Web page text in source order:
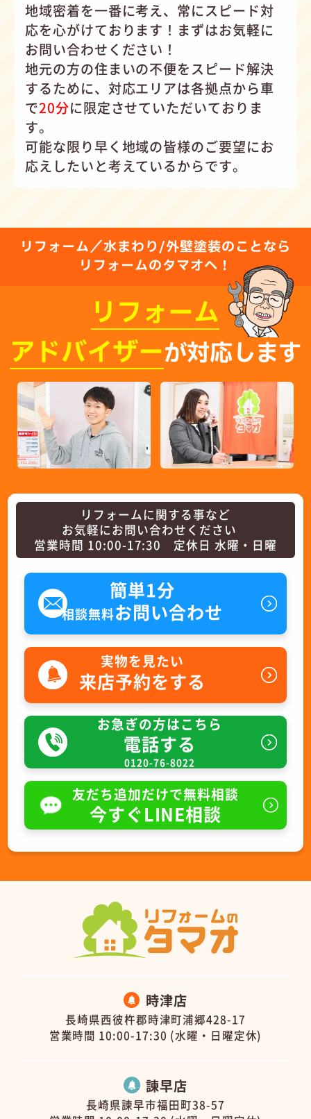
地域密着を一番に考え、常にスピード対
応を心がけております！まずはお気軽に
お問い合わせください！
地元の方の住まいの不便をスピード解決
するために、対応エリアは各拠点から車
で20分に限定させていただいておりま
す。
可能な限り早く地域の皆様のご要望にお
応えしたいと考えているからです。
リフォーム／水まわり/外壁塗装のことなら
リフォームのタマオへ！
リフォーム
アドバイザーが対応します
リフォームに関する事など
お気軽にお問い合わせください
営業時間 10:00-17:30 定休日 水曜・日曜
簡単1分
相談無料お問い合わせ
実物を見たい
来店予約をする
お急ぎの方はこちら
電話する
0120-76-8022
友だち追加だけで無料相談
今すぐLINE相談
時津店
長崎県西彼杵郡時津町浦郷428-17
営業時間 10:00-17:30 (水曜・日曜定休)
諫早店
長崎県諫早市福田町38-57